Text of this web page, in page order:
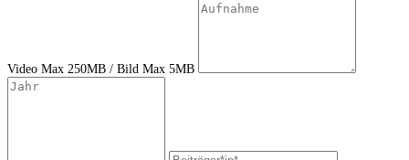
Video Max 250MB / Bild Max 5MB